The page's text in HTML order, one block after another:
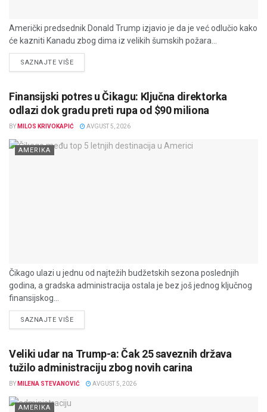
Američki predsednik Donald Trump izjavio je da je već odlučio kako
će kazniti Kanadu zbog dima iz velikih šumskih požara...
SAZNAJTE VIŠEDETAILS
Finansijski potres u Čikagu: Ključna direktorka
odlazi dok gradu preti rupa od $90 miliona
BY MILOS KRIVOKAPIĆ AVGUST 5, 2026
AMERIKA
Čikago ulazi u jednu od najtežih budžetskih sezona poslednjih
godina, a gradska administracija ostala je bez još jednog ključnog
finansijskog...
SAZNAJTE VIŠEDETAILS
Veliki udar na Trump-a: Čak 25 saveznih država
tužilo administraciju zbog novih carina
BY MILENA STEVANOVIĆ AVGUST 5, 2026
AMERIKA